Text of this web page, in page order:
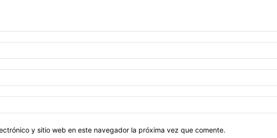
y sitio web en este navegador la próxima vez que comente.